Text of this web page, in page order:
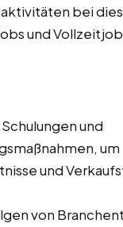
bei
und
und
um
und
von